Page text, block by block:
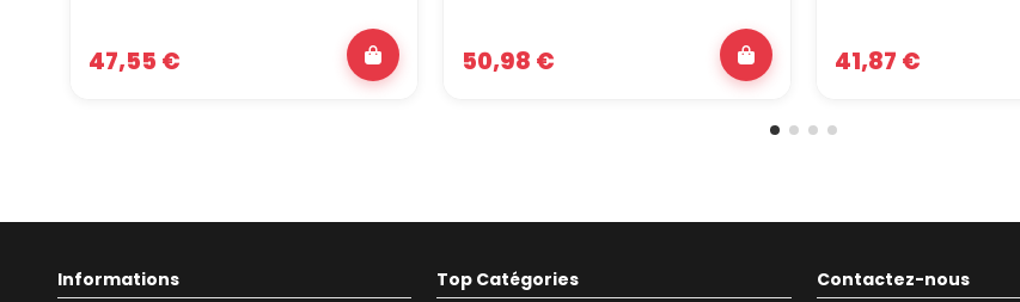
47,55 € 50,98 € 41,87 €
Informations Top Catégories Contactez-nous